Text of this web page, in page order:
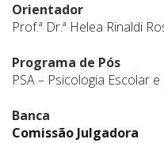
Orientador
Prof.ª Dr.ª Helea Rinaldi
Programa de Pós
PSA – Psicologia Escolar
Banca
Comissão Julgadora